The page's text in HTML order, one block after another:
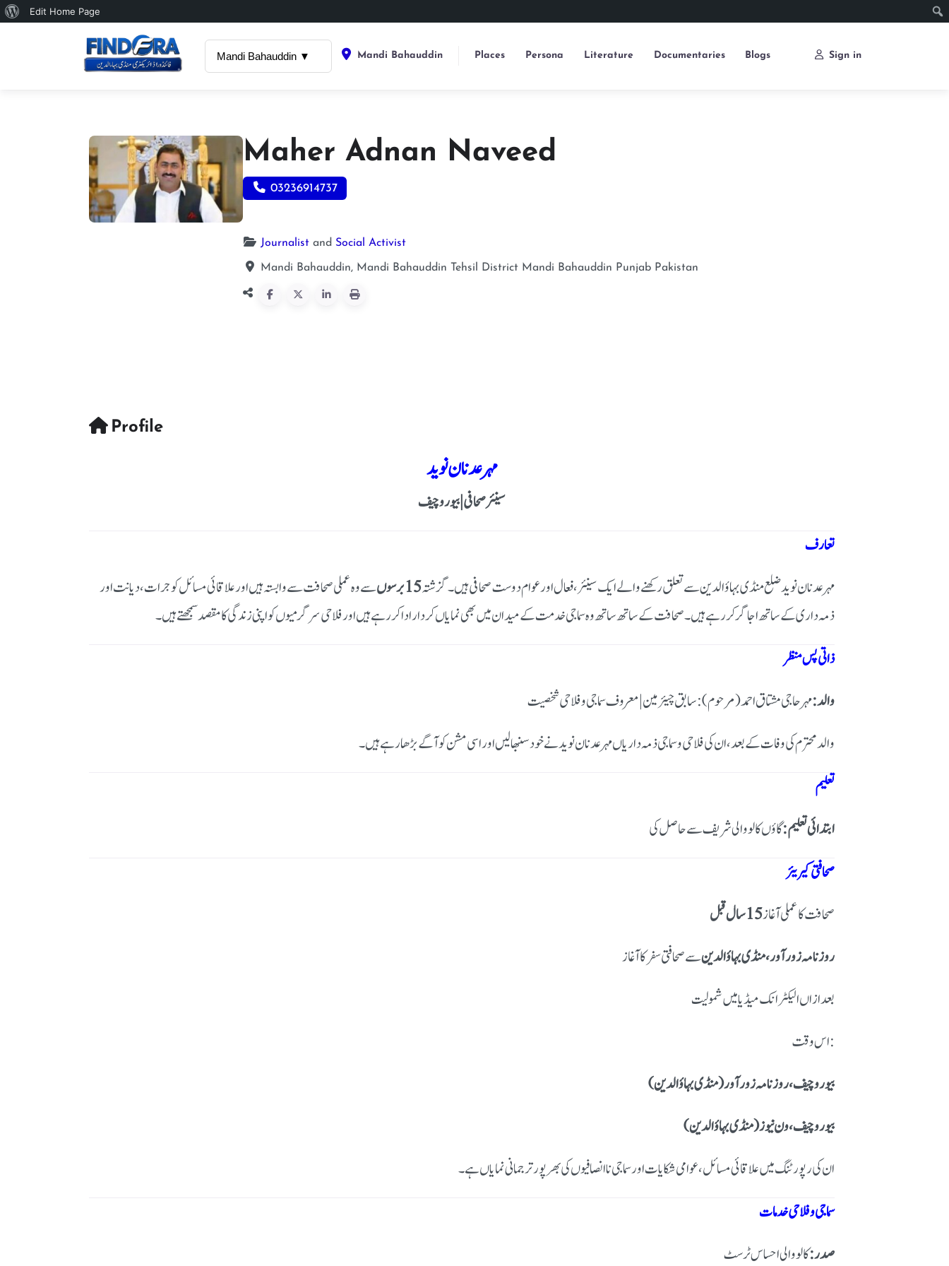
About
Edit Home Page
Mandi Bahauddin ▼ Mandi Bahauddin Places Persona Literature Documentaries Blogs Sign in
Maher Adnan Naveed
03236914737
Journalist and Social Activist
Mandi Bahauddin, Mandi Bahauddin Tehsil District Mandi Bahauddin Punjab Pakistan
Profile
مہر عدنان نوید
سینئر صحافی | بیورو چیف
تعارف
مہر عدنان نوید ضلع منڈی بہاؤالدین سے تعلق رکھنے والے ایک سینئر، فعال اور عوام دوست صحافی ہیں۔ گزشتہ15 برسوں
سے وہ عملی صحافت سے وابستہ ہیں اور علاقائی مسائل کو جرات، دیانت اور
ذمہ داری کے ساتھ اجاگر کر رہے ہیں۔ صحافت کے ساتھ ساتھ وہ سماجی خدمت کے میدان میں بھی نمایاں کردار ادا کر رہے ہیں اور فلاحی سرگرمیوں کو اپنی زندگی کا مقصد سمجھتے ہیں۔
ذاتی پس منظر
والد:مہر حاجی مشتاق احمد (مرحوم) :سابق چیئرمین |معروف سماجی و فلاحی شخصیت
والد محترم کی وفات کے بعد، ان کی فلاحی و سماجی ذمہ داریاں مہر عدنان نوید نے خود سنبھالیں اور اسی مشن کو آگے بڑھا رہے ہیں۔
تعلیم
ابتدائی تعلیم:گاؤں کالو والی شریف سے حاصل کی
صحافتی کیریئر
صحافت کا عملی آغاز15 سال قبل
روزنامہ زور آور، منڈی بہاؤالدینسے صحافتی سفر کا آغاز
بعد ازاں الیکٹرانک میڈیا میں شمولیت
اس وقت:
بیورو چیف، روزنامہ زور آور (منڈی بہاؤالدین)
بیورو چیف، ون نیوز (منڈی بہاؤالدین)
ان کی رپورٹنگ میں علاقائی مسائل، عوامی شکایات اور سماجی ناانصافیوں کی بھرپور ترجمانی نمایاں ہے۔
سماجی و فلاحی خدمات
صدر:کالو والی احساس ٹرسٹ